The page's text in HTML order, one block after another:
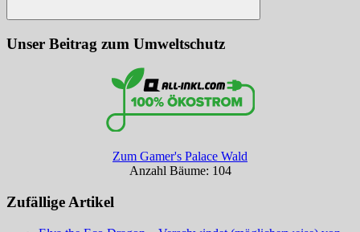
Suchen
Unser Beitrag zum Umweltschutz
Zum Gamer's Palace Wald
Anzahl Bäume: 104
Zufällige Artikel